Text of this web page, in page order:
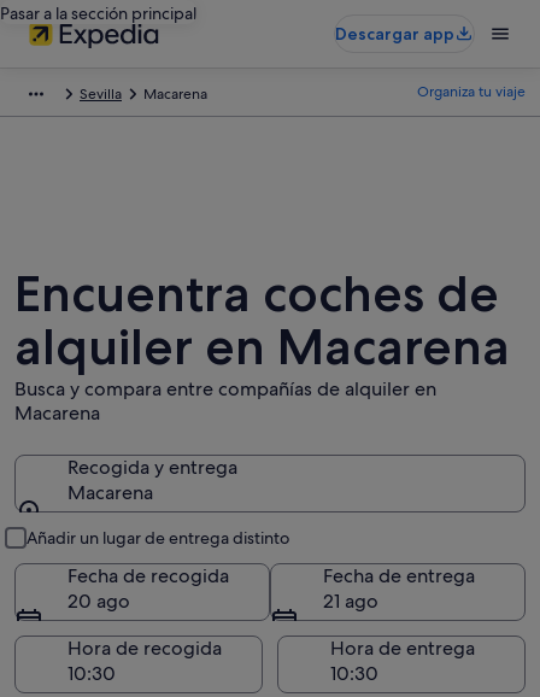
Pasar a la sección principal
Descargar app
Sevilla Macarena Organiza tu viaje
Encuentra coches de
alquiler en Macarena
Busca y compara entre compañías de alquiler en
Macarena
Recogida y entrega
Macarena
Añadir un lugar de entrega distinto
Fecha de recogida
20 ago
Fecha de entrega
21 ago
Hora de recogida
Hora de entrega